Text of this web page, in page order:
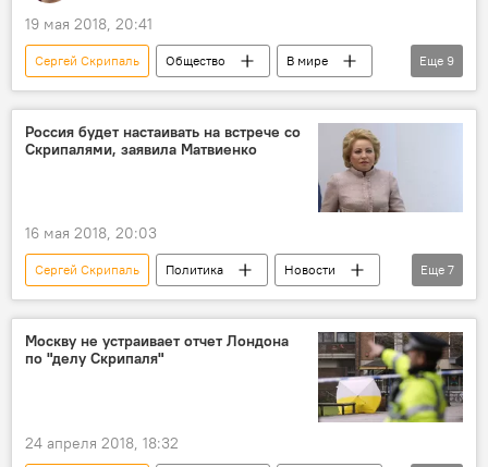
19 мая 2018, 20:41
Сергей Скрипаль Общество
В мире
Мнение
Аналитика
Ситуация вокруг "дела Скрипаля"
Великобритания
Тереза Мэй
Еще 9
Россия будет настаивать на встрече со
Скрипалями, заявила Матвиенко
16 мая 2018, 20:03
Сергей Скрипаль Политика
Новости
В мире
Ситуация вокруг "дела Скрипаля"
Великобритания
Валентина Матвиенко
скандал
провокация Россия
Еще 7
Москву не устраивает отчет Лондона
по "делу Скрипаля"
24 апреля 2018, 18:32